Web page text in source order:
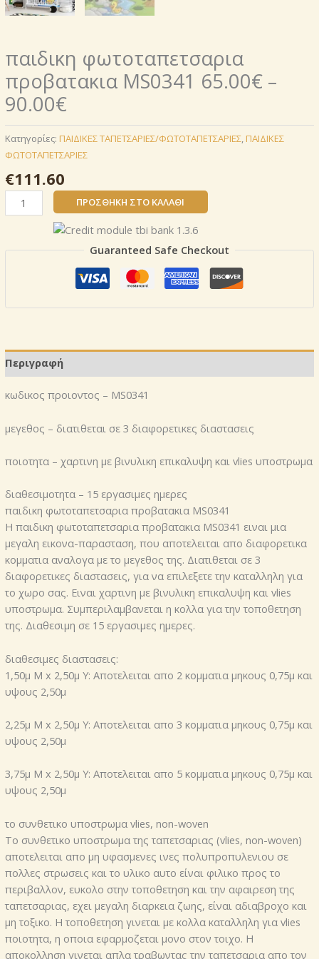
παιδικη φωτοταπετσαρια
προβατακια MS0341 65.00€ –
90.00€
Κατηγορίες: ΠΑΙΔΙΚΕΣ ΤΑΠΕΤΣΑΡΙΕΣ/ΦΩΤΟΤΑΠΕΤΣΑΡΙΕΣ, ΠΑΙΔΙΚΕΣ
ΦΩΤΟΤΑΠΕΤΣΑΡΙΕΣ
€111.60
παιδικη
φωτοταπετσαρια
προβατακια
MS0341
ποσότητα
ΠΡΟΣΘΉΚΗ ΣΤΟ ΚΑΛΆΘΙ
Guaranteed Safe Checkout
Περιγραφή
κωδικος προιοντος – MS0341
μεγεθος – διατιθεται σε 3 διαφορετικες διαστασεις
ποιοτητα – χαρτινη με βινυλικη επικαλυψη και vlies υποστρωμα
διαθεσιμοτητα – 15 εργασιμες ημερες
παιδικη φωτοταπετσαρια προβατακια MS0341
Η παιδικη φωτοταπετσαρια προβατακια MS0341 ειναι μια
μεγαλη εικονα-παρασταση, που αποτελειται απο διαφορετικα
κομματια αναλογα με το μεγεθος της. Διατιθεται σε 3
διαφορετικες διαστασεις, για να επιλεξετε την καταλληλη για
το χωρο σας. Ειναι χαρτινη με βινυλικη επικαλυψη και vlies
υποστρωμα. Συμπεριλαμβανεται η κολλα για την τοποθετηση
της. Διαθεσιμη σε 15 εργασιμες ημερες.
διαθεσιμες διαστασεις:
1,50μ Μ x 2,50μ Υ: Αποτελειται απο 2 κομματια μηκους 0,75μ και
υψους 2,50μ
2,25μ Μ x 2,50μ Υ: Αποτελειται απο 3 κομματια μηκους 0,75μ και
υψους 2,50μ
3,75μ Μ x 2,50μ Υ: Αποτελειται απο 5 κομματια μηκους 0,75μ και
υψους 2,50μ
το συνθετικο υποστρωμα vlies, non-woven
Το συνθετικο υποστρωμα της ταπετσαριας (vlies, non-woven)
αποτελειται απο μη υφασμενες ινες πολυπροπυλενιου σε
πολλες στρωσεις και το υλικο αυτο είναι φιλικο προς το
περιβαλλον, ευκολο στην τοποθετηση και την αφαιρεση της
ταπετσαριας, εχει μεγαλη διαρκεια ζωης, είναι αδιαβροχο και
μη τοξικο. Η τοποθετηση γινεται με κολλα καταλληλη για vlies
ποιοτητα, η οποια εφαρμοζεται μονο στον τοιχο. Η
αποκολληση γινεται απλα τραβωντας την ταπετσαρια απο τον